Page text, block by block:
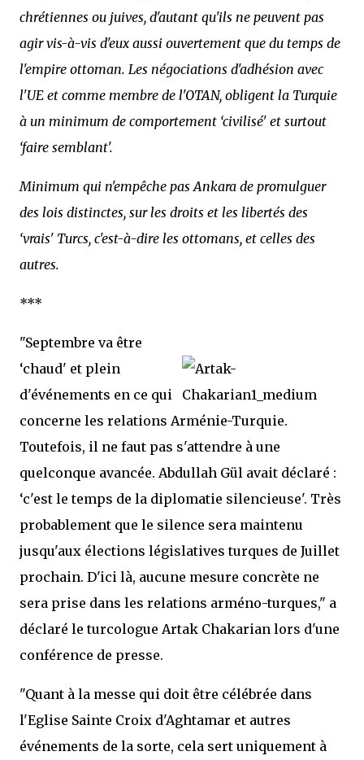
chrétiennes ou juives, d'autant qu'ils ne peuvent pas
agir vis-à-vis d'eux aussi ouvertement que du temps de
l'empire ottoman. Les négociations d'adhésion avec
l'UE et comme membre de l'OTAN, obligent la Turquie
à un minimum de comportement ‘civilisé' et surtout
‘faire semblant'.
Minimum qui n'empêche pas Ankara de promulguer
des lois distinctes, sur les droits et les libertés des
‘vrais' Turcs, c'est-à-dire les ottomans, et celles des
autres.
***
"Septembre va être
‘chaud' et plein
d'événements en ce qui
concerne les relations Arménie-Turquie.
Toutefois, il ne faut pas s'attendre à une
quelconque avancée. Abdullah Gül avait déclaré :
‘c'est le temps de la diplomatie silencieuse'. Très
probablement que le silence sera maintenu
jusqu'aux élections législatives turques de Juillet
prochain. D'ici là, aucune mesure concrète ne
sera prise dans les relations arméno-turques," a
déclaré le turcologue Artak Chakarian lors d'une
conférence de presse.
"Quant à la messe qui doit être célébrée dans
l'Eglise Sainte Croix d'Aghtamar et autres
événements de la sorte, cela sert uniquement à